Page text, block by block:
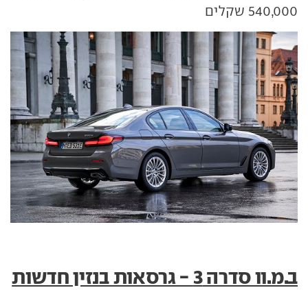
540,000 שקלים
ב.מ.וו סדרה 3 - גרסאות בנזין חדשות